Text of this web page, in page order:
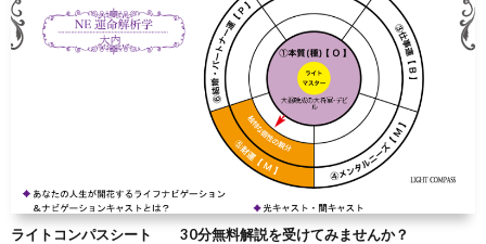
ライトコンパスシート 30分無料解説を受けてみませんか？